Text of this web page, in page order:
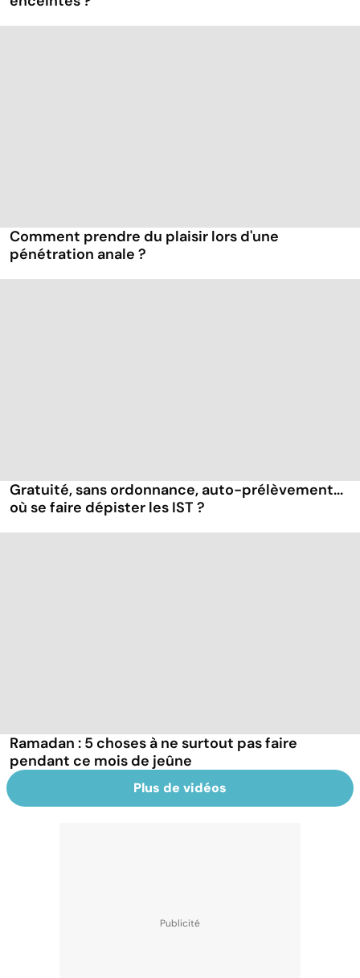
Comment prendre du plaisir lors d'une
pénétration anale ?
Gratuité, sans ordonnance, auto-prélèvement...
où se faire dépister les IST ?
Ramadan : 5 choses à ne surtout pas faire
pendant ce mois de jeûne
Plus de vidéos